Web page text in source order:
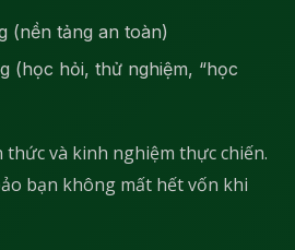
(nền tảng an toàn)
(học hỏi, thử nghiệm, “học
thức và kinh nghiệm thực chiến.
bạn không mất hết vốn khi